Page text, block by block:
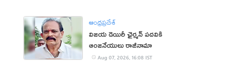
ఆంధ్రప్రదేశ్
విజయ డెయిరీ ఛైర్మన్ పదవికి
ఆంజనేయులు రాజీనామా
Aug 07, 2026, 16:08 IST